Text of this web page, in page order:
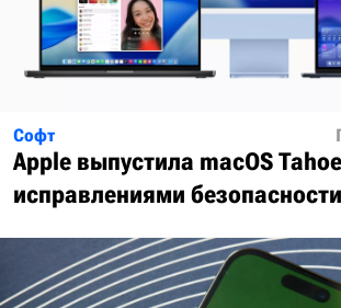
Софт
Apple выпустила macOS
исправлениями безопасности